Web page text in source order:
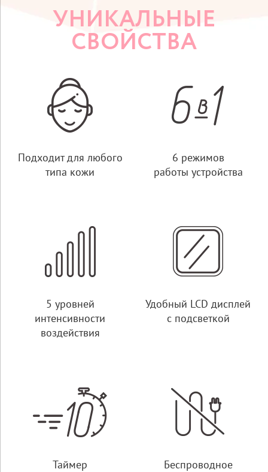
УНИКАЛЬНЫЕ
СВОЙСТВА
Подходит для любого
типа кожи
6 режимов
работы устройства
5 уровней
интенсивности
воздействия
Удобный LCD дисплей
с подсветкой
Таймер Беспроводное